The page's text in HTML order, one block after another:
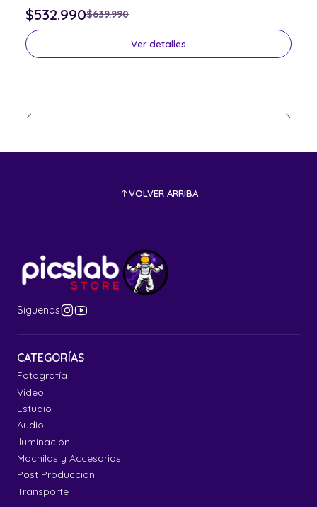
$532.990$639.990
Ver detalles
VOLVER ARRIBA
Síguenos
CATEGORÍAS
Fotografía
Video
Estudio
Audio
Iluminación
Mochilas y Accesorios
Post Producción
Transporte